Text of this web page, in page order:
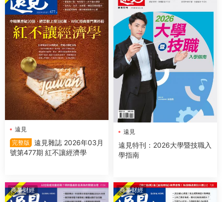
遠見
完整版
遠見雜誌 2026年03月
號第477期 紅不讓經濟學
遠見
遠見特刊：2026大學暨技職入
學指南
商業财經 商業财經